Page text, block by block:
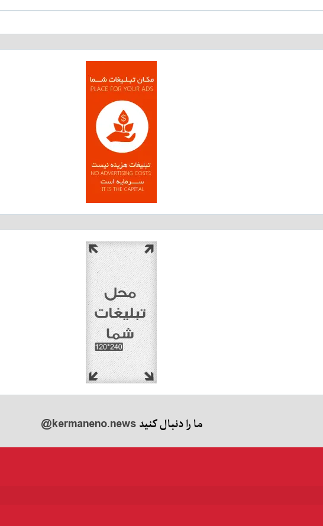
ما را دنبال کنید@kermaneno.news